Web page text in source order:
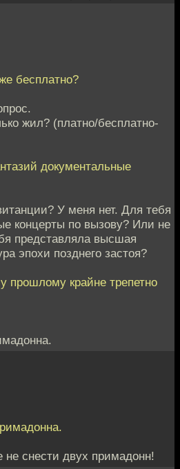
бесплатно?
жил? (платно/бесплатно-
документальные
У меня нет. Для тебя
концерты по вызову? Или не
представляла высшая
эпохи позднего застоя?
прошлому крайне трепетно
не снести двух примадонн!